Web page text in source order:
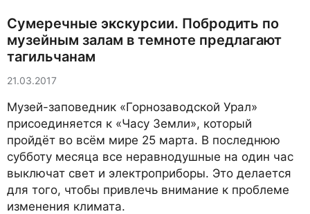
Сумеречные экскурсии. Побродить по
музейным залам в темноте предлагают
тагильчанам
21.03.2017
Музей-заповедник «Горнозаводской Урал»
присоединяется к «Часу Земли», который
пройдёт во всём мире 25 марта. В последнюю
субботу месяца все неравнодушные на один час
выключат свет и электроприборы. Это делается
для того, чтобы привлечь внимание к проблеме
изменения климата.